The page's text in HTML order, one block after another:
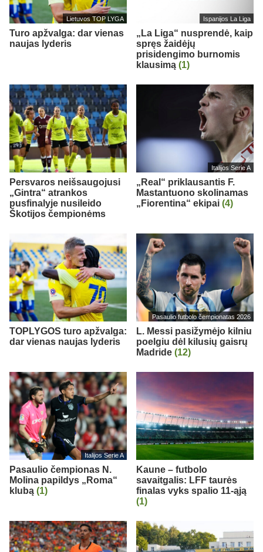
Lietuvos TOP LYGA
Turo apžvalga: dar vienas
naujas lyderis
Ispanijos La Liga
„La Liga“ nusprendė, kaip
spręs žaidėjų
prisidengimo burnomis
klausimą (1)
Persvaros neišsaugojusi
„Gintra“ atrankos
pusfinalyje nusileido
Škotijos čempionėms
Italijos Serie A
„Real“ priklausantis F.
Mastantuono skolinamas
„Fiorentina“ ekipai (4)
TOPLYGOS turo apžvalga:
dar vienas naujas lyderis
Pasaulio futbolo čempionatas 2026
L. Messi pasižymėjo kilniu
poelgiu dėl kilusių gaisrų
Madride (12)
Italijos Serie A
Pasaulio čempionas N.
Molina papildys „Roma“
klubą (1)
Kaune – futbolo
savaitgalis: LFF taurės
finalas vyks spalio 11-ąją
(1)